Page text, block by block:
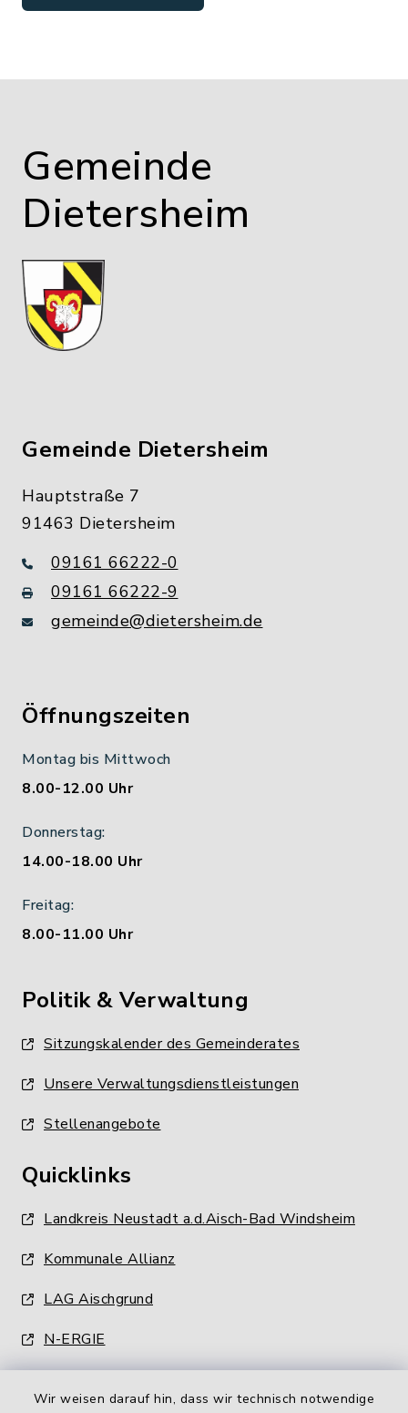
Wir weisen darauf hin, dass wir technisch notwendige
Gemeinde
Dietersheim
Gemeinde Dietersheim
Hauptstraße 7
91463 Dietersheim
09161 66222-0
09161 66222-9
gemeinde@dietersheim.de
Öffnungszeiten
Montag bis Mittwoch
8.00-12.00 Uhr
Donnerstag:
14.00-18.00 Uhr
Freitag:
8.00-11.00 Uhr
Politik & Verwaltung
Sitzungskalender des Gemeinderates
Unsere Verwaltungsdienstleistungen
Stellenangebote
Quicklinks
Landkreis Neustadt a.d.Aisch-Bad Windsheim
Kommunale Allianz
LAG Aischgrund
N-ERGIE